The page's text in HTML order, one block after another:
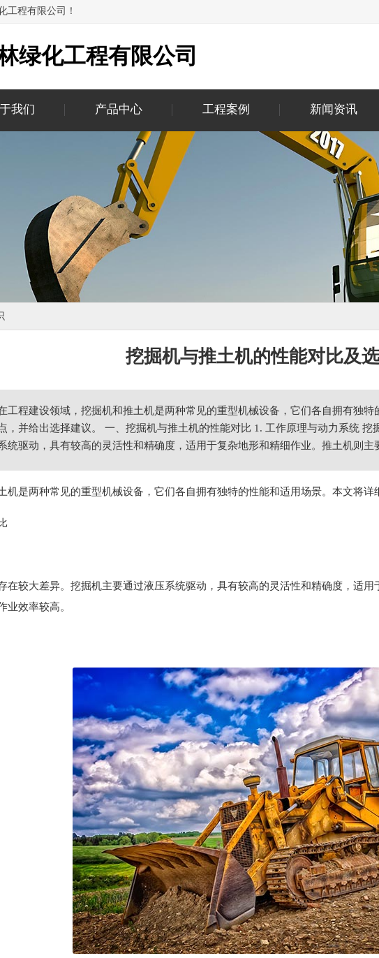
工程有限公司！
绿化工程有限公司
我们 产品中心 工程案例 新闻资讯
挖掘机与推土机的性能对比及
工程建设领域，挖掘机和推土机是两种常见的重型机械设备，它们各自拥有独
，并给出选择建议。 一、挖掘机与推土机的性能对比 1. 工作原理与动力系统
统驱动，具有较高的灵活性和精确度，适用于复杂地形和精细作业。推土机则
机是两种常见的重型机械设备，它们各自拥有独特的性能和适用场景。本文将详
在较大差异。挖掘机主要通过液压系统驱动，具有较高的灵活性和精确度，适
业效率较高。